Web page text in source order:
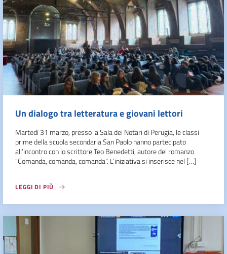
Un dialogo tra letteratura e giovani lettori
Martedì 31 marzo, presso la Sala dei Notari di Perugia, le classi
prime della scuola secondaria San Paolo hanno partecipato
all’incontro con lo scrittore Teo Benedetti, autore del romanzo
“Comanda, comanda, comanda”. L’iniziativa si inserisce nel […]
LEGGI DI PIÙ